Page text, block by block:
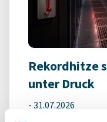
Rekordhitze
unter Druck
- 31.07.2026